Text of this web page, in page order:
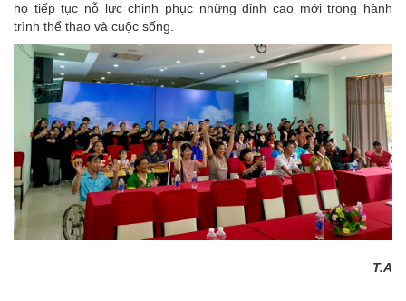
họ tiếp tục nỗ lực chinh phục những đỉnh cao mới trong hành
trình thể thao và cuộc sống.
T.A